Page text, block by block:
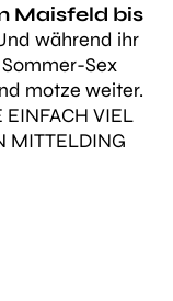
Maisfeld bis
während ihr
Sex
motze weiter.
EINFACH VIEL
MITTELDING